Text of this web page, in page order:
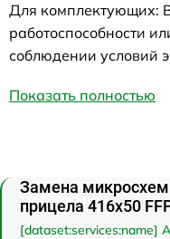
Для комплектующих:
работоспособности
соблюдении условий
Показать полностью
Замена
прицела 416x50
[dataset:services:name]